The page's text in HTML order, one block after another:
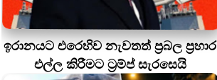
ඉරානයට එරෙහිව නැවතත් ප්‍රබල ප්‍රහාර
එල්ල කිරීමට ට්‍රම්ප් සැරසෙයි